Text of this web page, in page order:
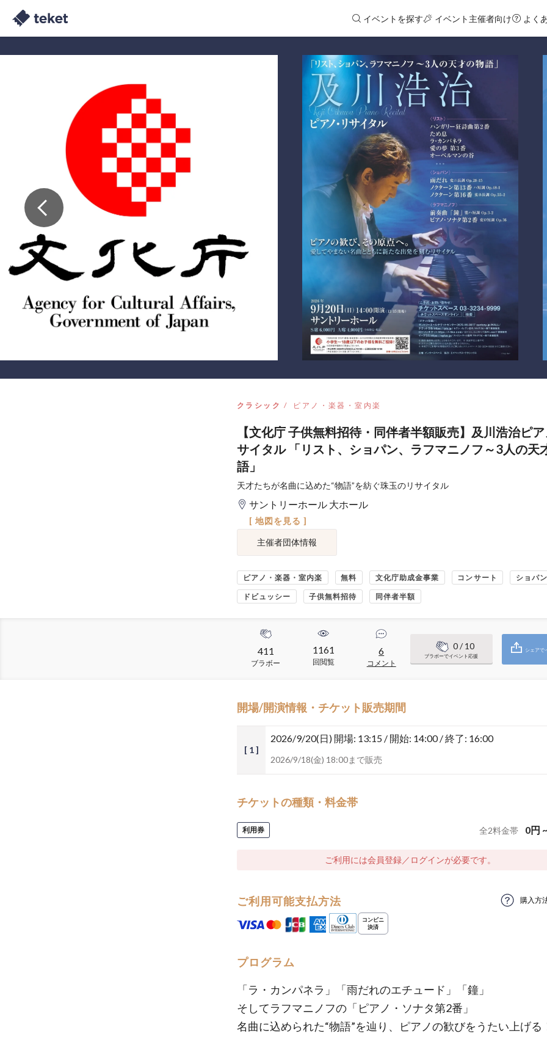
イベントを探す イベント主催者向け よく
クラシック ピアノ・楽器・室内楽
【文化庁 子供無料招待・同伴者半額販売】及川浩治ピ
サイタル 「リスト、ショパン、ラフマニノフ～3人の天
語」
天才たちが名曲に込めた“物語”を紡ぐ珠玉のリサイタル
サントリーホール 大ホール
[ 地図を見る ]
主催者団体情報
ピアノ・楽器・室内楽 無料 文化庁助成金事業 コンサート ショパ
ドビュッシー 子供無料招待 同伴者半額
411
ブラボー
1161
回閲覧
6
コメント
0/ 10
ブラボーでイベント応援
シェアで
開場/開演情報・チケット販売期間
[ 1 ]
2026/9/20(日) 開場: 13:15 / 開始: 14:00 / 終了: 16:00
2026/9/18(金) 18:00まで販売
チケットの種類・料金帯
利用券 全2料金帯 0円
ご利用には会員登録／ログインが必要です。
ご利用可能支払方法 購入方
プログラム
「ラ・カンパネラ」「雨だれのエチュード」「鐘」
そしてラフマニノフの「ピアノ・ソナタ第2番」
名曲に込められた“物語”を辿り、ピアノの歓びをうたい上げる